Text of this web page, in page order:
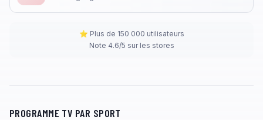
⭐ Plus de 150 000 utilisateurs
Note 4.6/5 sur les stores
PROGRAMME TV PAR SPORT